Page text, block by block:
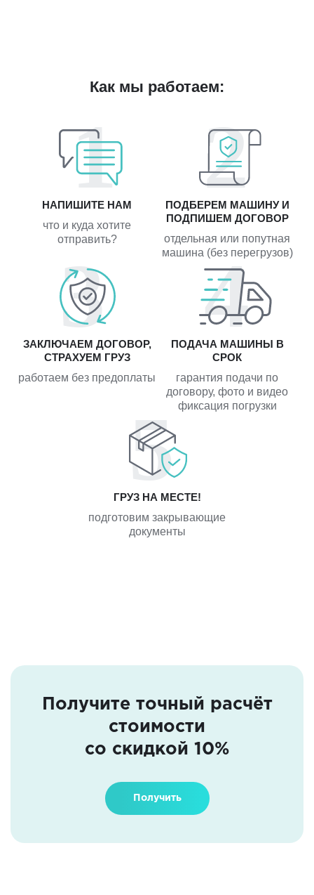
Как мы работаем:
НАПИШИТЕ НАМ
что и куда хотите
отправить?
ПОДБЕРЕМ МАШИНУ И
ПОДПИШЕМ ДОГОВОР
отдельная или попутная
машина (без перегрузов)
ЗАКЛЮЧАЕМ ДОГОВОР,
СТРАХУЕМ ГРУЗ
работаем без предоплаты
ПОДАЧА МАШИНЫ В
СРОК
гарантия подачи по
договору, фото и видео
фиксация погрузки
ГРУЗ НА МЕСТЕ!
подготовим закрывающие
документы
Получите точный расчёт
стоимости
со скидкой 10%
Получить